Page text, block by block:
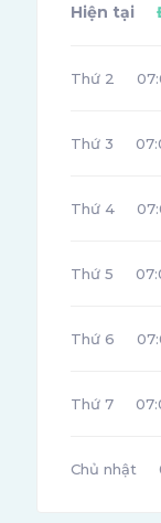
Hiện tại
Thứ 2
Thứ 3
Thứ 4
Thứ 5
Thứ 6
Thứ 7
Chủ nhật